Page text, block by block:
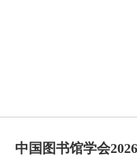
中国图书馆学会